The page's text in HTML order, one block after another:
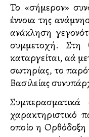
Το «σήμερον»
έννοια της
ανάκληση
συμμετοχή. Στη
καταργείται, αλλά
σωτηρίας, το
Βασιλείας
χαρακτηριστικό
οποίο η Ορθόδοξη